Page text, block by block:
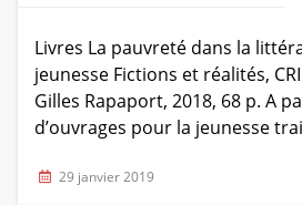
Livres La pauvreté dans la
jeunesse Fictions et réalités,
Gilles Rapaport, 2018, 68 p. A
d’ouvrages pour la jeunesse
29 janvier 2019